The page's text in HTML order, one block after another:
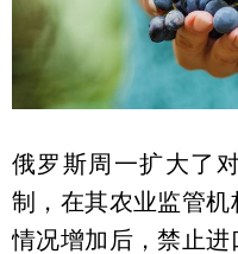
俄罗斯周一扩大了
制，在其农业监管
情况增加后，禁止